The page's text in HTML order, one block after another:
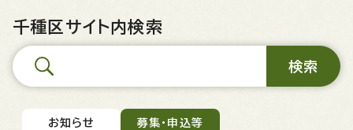
千種区サイト内検索
お知らせ 募集・申込等